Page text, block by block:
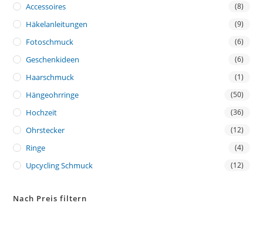
Accessoires (8)
Häkelanleitungen (9)
Fotoschmuck (6)
Geschenkideen (6)
Haarschmuck (1)
Hängeohrringe (50)
Hochzeit (36)
Ohrstecker (12)
Ringe (4)
Upcycling Schmuck (12)
Nach Preis filtern